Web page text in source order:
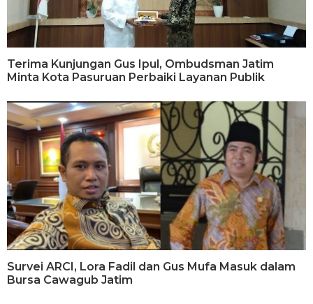
Terima Kunjungan Gus Ipul, Ombudsman Jatim
Minta Kota Pasuruan Perbaiki Layanan Publik
Survei ARCI, Lora Fadil dan Gus Mufa Masuk dalam
Bursa Cawagub Jatim